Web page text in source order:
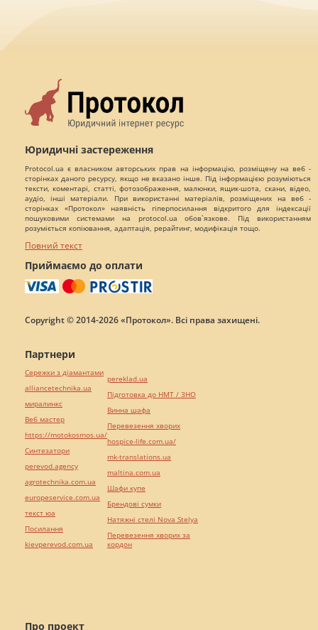
Юридичні застереження
Protocol.ua є власником авторських прав на інформацію, розміщену на веб -
сторінках даного ресурсу, якщо не вказано інше. Під інформацією розуміються
тексти, коментарі, статті, фотозображення, малюнки, ящик-шота, скани, відео,
аудіо, інші матеріали. При використанні матеріалів, розміщених на веб -
сторінках «Протокол» наявність гіперпосилання відкритого для індексації
пошуковими системами на protocol.ua обов`язкове. Під використанням
розуміється копіювання, адаптація, рерайтинг, модифікація тощо.
Повний текст
Приймаємо до оплати
Copyright © 2014-2026 «Протокол». Всі права захищені.
Про проект
Партнери
Сережки з діамантами
alliancetechnika.ua
миралинкс
Веб мастер
https://motokosmos.ua/
Синтезатори
perevod.agency
agrotechnika.com.ua
europeservice.com.ua
текст юа
Посилання
kievperevod.com.ua
pereklad.ua
Підготовка до НМТ / ЗНО
Винна шафа
Перевезення хворих
hospice-life.com.ua/
mk-translations.ua
maltina.com.ua
Шафи купе
Брендові сумки
Натяжні стелі Nova Stelya
Перевезення хворих за
кордон